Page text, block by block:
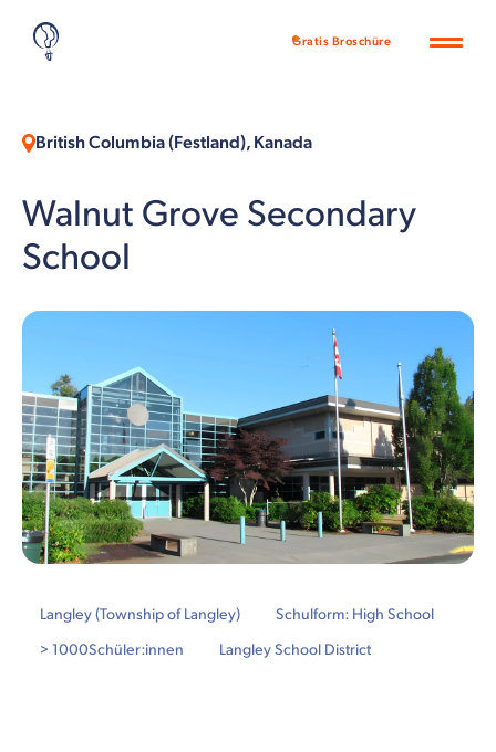
Gratis Broschüre
British Columbia (Festland), Kanada
Walnut Grove Secondary
School
Langley (Township of Langley)
Schulform: High School
> 1000Schüler:innen Langley School District